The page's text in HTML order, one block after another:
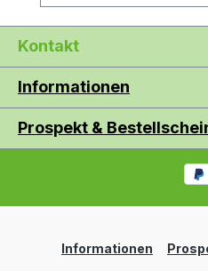
Kontakt
Informationen
Prospekt &
Informationen